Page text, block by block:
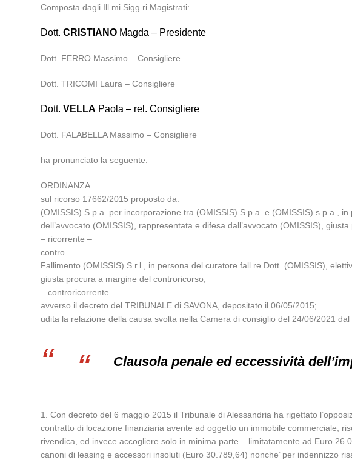
Composta dagli Ill.mi Sigg.ri Magistrati:
Dott.CRISTIANO Magda – Presidente
Dott. FERRO Massimo – Consigliere
Dott. TRICOMI Laura – Consigliere
Dott.VELLA Paola – rel. Consigliere
Dott. FALABELLA Massimo – Consigliere
ha pronunciato la seguente:
ORDINANZA
sul ricorso 17662/2015 proposto da:
(OMISSIS) S.p.a. per incorporazione tra (OMISSIS) S.p.a. e (OMISSIS) s.p.a.,
dell’avvocato (OMISSIS), rappresentata e difesa dall’avvocato (OMISSIS),
– ricorrente –
contro
Fallimento (OMISSIS) S.r.l., in persona del curatore fall.re Dott. (OMISSIS),
giusta procura a margine del controricorso;
– controricorrente –
avverso il decreto del TRIBUNALE di SAVONA, depositato il 06/05/2015;
udita la relazione della causa svolta nella Camera di consiglio del 24/06/2021 dal
Clausola penale ed eccessività
1. Con decreto del 6 maggio 2015 il Tribunale di Alessandria ha rigettato
contratto di locazione finanziaria avente ad oggetto un immobile commerciale,
rivendica, ed invece accogliere solo in minima parte – limitatamente ad Euro
canoni di leasing e accessori insoluti (Euro 30.789,64) nonche’ per indennizzo